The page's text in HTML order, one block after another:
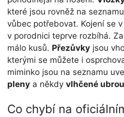
které jsou rovněž na
vůbec potřebovat. Kojení se
v porodnici teprve rozbíhá.
málo kusů. Přezůvky jsou
kterými se můžete i
miminko jsou na seznamu
pleny a někdy vlhčené
Co chybí na